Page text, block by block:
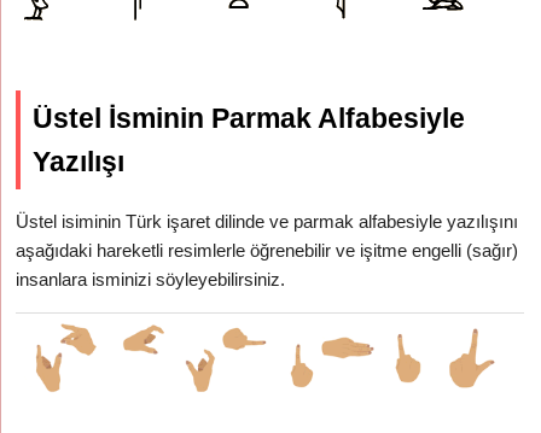
Üstel İsminin Parmak Alfabesiyle
Yazılışı
Üstel isiminin Türk işaret dilinde ve parmak alfabesiyle yazılışını
aşağıdaki hareketli resimlerle öğrenebilir ve işitme engelli (sağır)
insanlara isminizi söyleyebilirsiniz.